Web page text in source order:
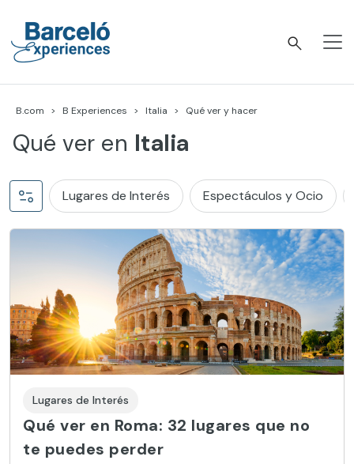
content
B.com B Experiences Italia Qué ver y hacer
Qué ver en Italia
Lugares de Interés Espectáculos y Ocio
Lugares de Interés
Qué ver en Roma: 32 lugares que no
te puedes perder